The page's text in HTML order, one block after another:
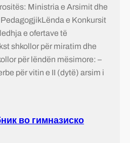
Ministria e Arsimit dhe
e Konkursit
e ofertave të
shkollor për miratim dhe
për lëndën mësimore: –
për vitin e II (dytë) arsim i
во гимназиско